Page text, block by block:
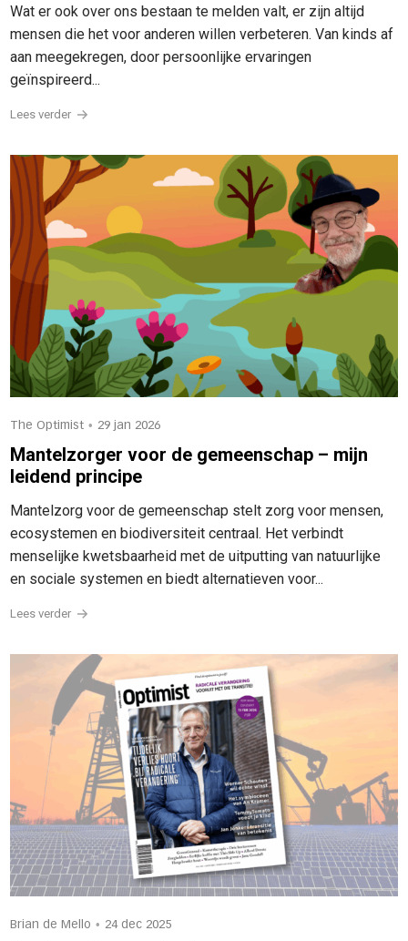
Wat er ook over ons bestaan te melden valt, er zijn altijd
mensen die het voor anderen willen verbeteren. Van kinds af
aan meegekregen, door persoonlijke ervaringen
geïnspireerd...
Lees verder
The Optimist • 29 jan 2026
Mantelzorger voor de gemeenschap – mijn
leidend principe
Mantelzorg voor de gemeenschap stelt zorg voor mensen,
ecosystemen en biodiversiteit centraal. Het verbindt
menselijke kwetsbaarheid met de uitputting van natuurlijke
en sociale systemen en biedt alternatieven voor...
Lees verder
Brian de Mello • 24 dec 2025